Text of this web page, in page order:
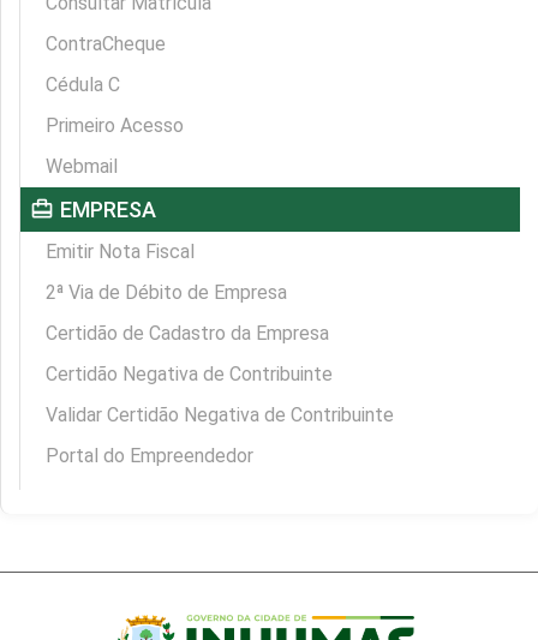
ContraCheque
Cédula C
Primeiro Acesso
Webmail
card_travel EMPRESA
Emitir Nota Fiscal
2ª Via de Débito de Empresa
Certidão de Cadastro da Empresa
Certidão Negativa de Contribuinte
Validar Certidão Negativa de Contribuinte
Portal do Empreendedor